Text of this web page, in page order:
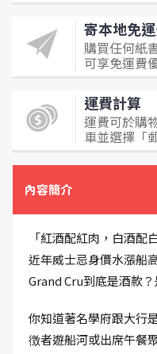
寄本地免
購買任何紙
可享免運費
運費計算
運費可於購
車並選擇「
內容簡介
「紅酒配紅肉，白酒配
近年威士忌身價水漲船
Grand Cru到底是酒款
你知道著名學府跟大行
徴者遊船河或出席午餐